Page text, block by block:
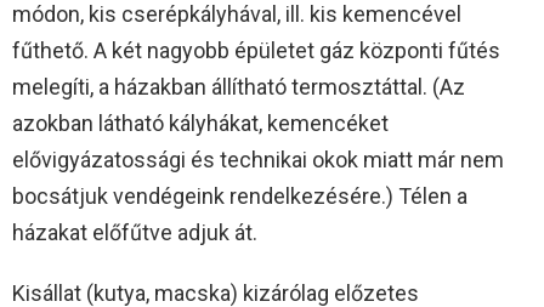
módon, kis cserépkályhával, ill. kis kemencével
fűthető. A két nagyobb épületet gáz központi fűtés
melegíti, a házakban állítható termosztáttal. (Az
azokban látható kályhákat, kemencéket
elővigyázatossági és technikai okok miatt már nem
bocsátjuk vendégeink rendelkezésére.) Télen a
házakat előfűtve adjuk át.
Kisállat (kutya, macska) kizárólag előzetes